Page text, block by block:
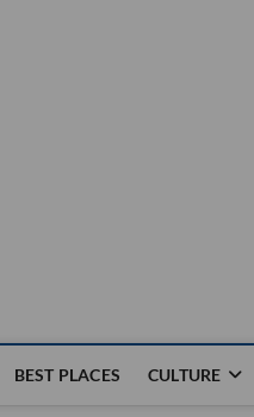
BEST PLACES CULTURE